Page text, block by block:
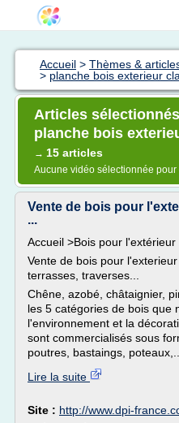
Accueil > Thèmes &
> planche bois exterieur
Articles
planche bois
→ 15 articles
Aucune vidéo sélectionnée pour
Vente de bois pour
...
Accueil >Bois pour l'extérieur
Vente de bois pour
terrasses, traverses...
Chêne, azobé, châtaignier,
les 5 catégories de bois que
l'environnement et la
sont commercialisés sous
poutres, bastaings, poteaux,...
Lire la suite
Site : http://www.dpi-